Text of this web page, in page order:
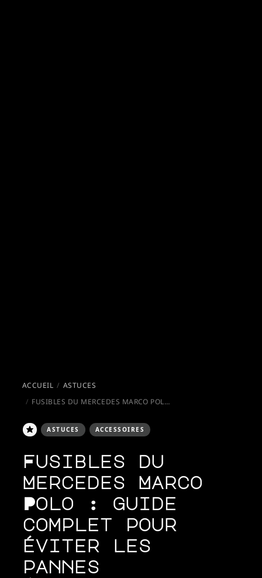
ACCUEIL
ASTUCES
FUSIBLES DU MERCEDES MARCO POLO : GUIDE COMPLET POUR ÉVITER LES PANNES ÉLECTRIQUES EN VOYAGE
ASTUCES ACCESSOIRES
Fusibles du
Mercedes Marco
Polo : guide
complet pour
éviter les
pannes